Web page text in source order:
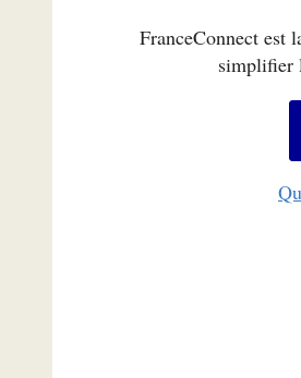
FranceConnect est
simplifier